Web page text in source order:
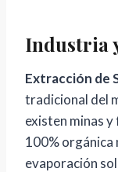
Industria
Extracción de
tradicional del
existen minas y
100% orgánica
evaporación